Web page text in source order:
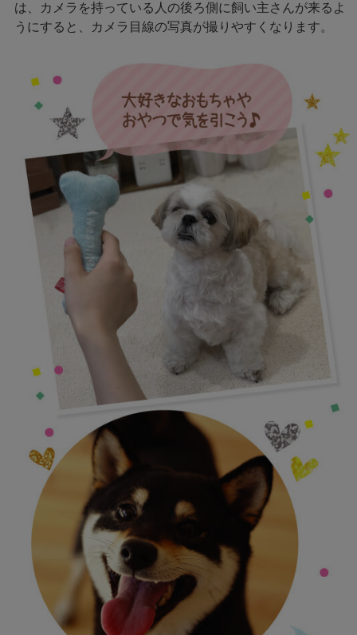
は、カメラを持っている人の後ろ側に飼い主さんが来るよ
うにすると、カメラ目線の写真が撮りやすくなります。